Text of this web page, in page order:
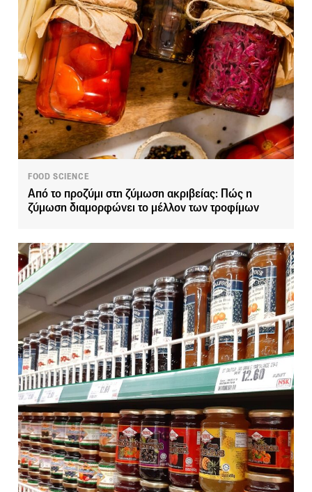
FOOD SCIENCE
Από το προζύμι στη ζύμωση ακριβείας: Πώς η
ζύμωση διαμορφώνει το μέλλον των τροφίμων